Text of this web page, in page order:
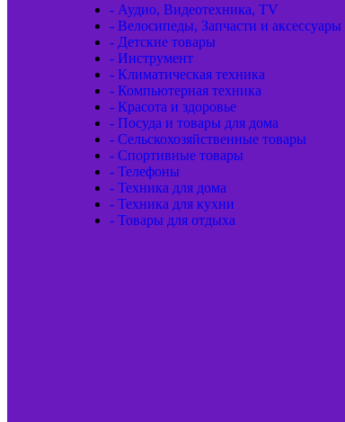
- Аудио, Видеотехника, TV
- Велосипеды, Запчасти и аксессуары
- Детские товары
- Инструмент
- Климатическая техника
- Компьютерная техника
- Красота и здоровье
- Посуда и товары для дома
- Сельскохозяйственные товары
- Спортивные товары
- Телефоны
- Техника для дома
- Техника для кухни
- Товары для отдыха